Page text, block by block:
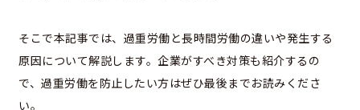
そこで本記事では、過重労働と長時間労働の違いや発生する
原因について解説します。企業がすべき対策も紹介するの
で、過重労働を防止したい方はぜひ最後までお読みくださ
い。